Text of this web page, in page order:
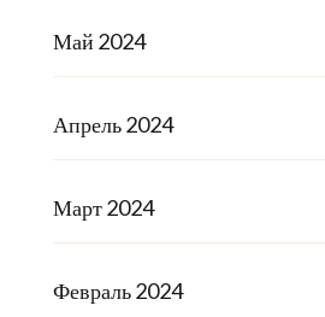
Май 2024
Апрель 2024
Март 2024
Февраль 2024